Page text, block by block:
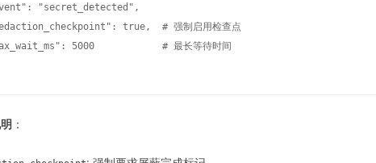
"secret_detected",
true,  # 强制启用检查点
5000            # 最长等待时间
：